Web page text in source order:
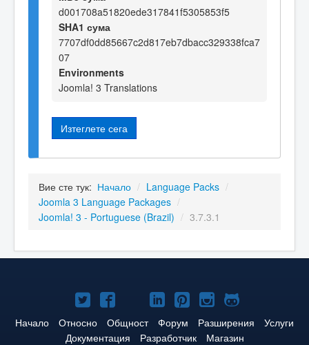
d001708a51820ede317841f5305853f5
SHA1 сума
7707df0dd85667c2d817eb7dbacc329338fca7
07
Environments
Joomla! 3 Translations
Изтеглете сега
Вие сте тук: Начало / Language Packs /
Joomla 3 Language Packages /
Joomla! 3 - Portuguese (Brazil) / 3.7.3.1
Joomla!
в
Joomla!
във
Joomla!
в
Joomla!
в
Joomla!
в
Joomla!
в
Joomla!
в
Начало Относно Общност Форум Разширения
Услуги
Документация
Разработчик Магазин